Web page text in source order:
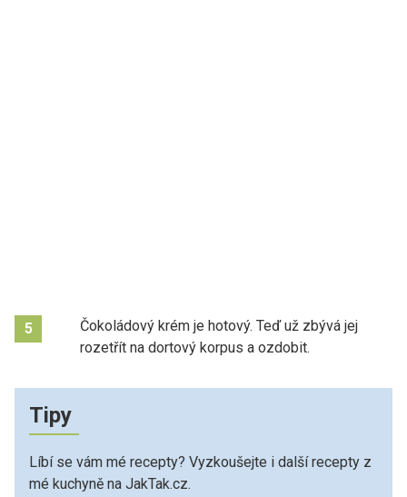
5
Čokoládový krém je hotový. Teď už zbývá jej
rozetřít na dortový korpus a ozdobit.
Tipy
Líbí se vám mé recepty? Vyzkoušejte i další recepty z
mé kuchyně na JakTak.cz.